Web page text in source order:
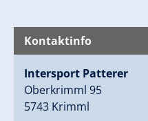
Kontaktinfo
Intersport Patterer
Oberkrimml 95
5743 Krimml